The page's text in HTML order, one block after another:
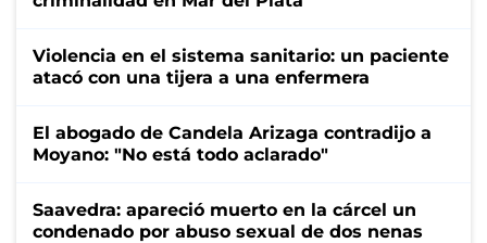
Violencia en el sistema sanitario: un paciente
atacó con una tijera a una enfermera
El abogado de Candela Arizaga contradijo a
Moyano: "No está todo aclarado"
Saavedra: apareció muerto en la cárcel un
condenado por abuso sexual de dos nenas